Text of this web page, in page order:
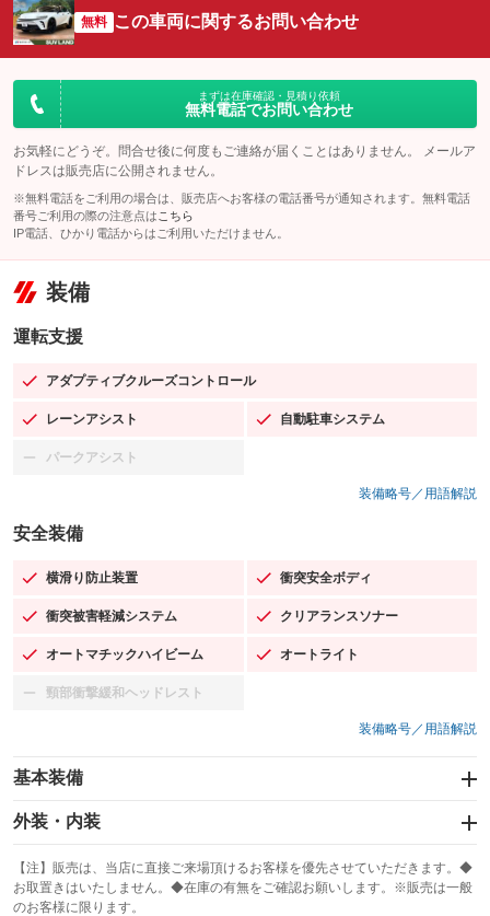
無料 この車両に関するお問い合わせ
まずは在庫確認・見積り依頼
無料電話でお問い合わせ
お気軽にどうぞ。問合せ後に何度もご連絡が届くことはありません。 メールア
ドレスは販売店に公開されません。
※無料電話をご利用の場合は、販売店へお客様の電話番号が通知されます。無料電話
番号ご利用の際の注意点は こちら
IP電話、ひかり電話からはご利用いただけません。
装備
運転支援
アダプティブクルーズコントロール
：装備あり
レーンアシスト
：装備あり 自動駐車システム
：装備あり
パークアシスト
：装備なし
装備略号／用語解説
安全装備
横滑り防止装置
：装備あり 衝突安全ボディ
：装備あり
衝突被害軽減システム
：装備あり クリアランスソナー
：装備あり
オートマチックハイビーム
：装備あり オートライト
：装備あり
頸部衝撃緩和ヘッドレスト
：装備なし
装備略号／用語解説
基本装備
エアバッグ：運転席/助手席/サイド
：装備あり
：装備なし
サンルーフ
：装備なし ABS
外装・内装
カーナビ：メモリーナビ他
：装備あり
TV：フルセグ
：装備あり
【注】販売は、当店に直接ご来場頂けるお客様を優先させていただきます。◆
お取置きはいたしません。◆在庫の有無をご確認お願いします。※販売は一般
のお客様に限ります。